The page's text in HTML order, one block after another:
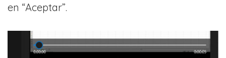
en “Aceptar”.